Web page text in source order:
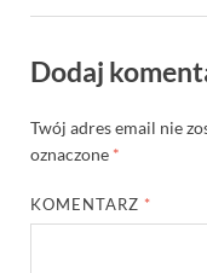
Dodaj
Twój adres email nie
oznaczone *
KOMENTARZ *